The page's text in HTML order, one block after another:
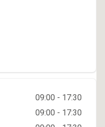
09:00 - 17:30
09:00 - 17:30